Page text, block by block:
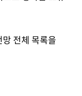
전체 목록을